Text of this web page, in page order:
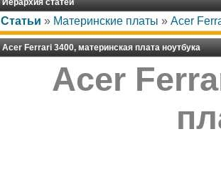
Иерархия статей
Статьи » Материнские платы » Acer
Acer Ferrari 3400, материнская плата ноутбука
Acer